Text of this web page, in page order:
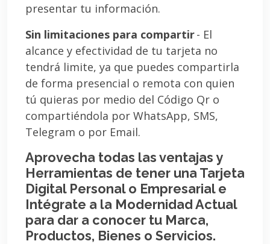
presentar tu información.
Sin limitaciones para compartir- El
alcance y efectividad de tu tarjeta no
tendrá limite, ya que puedes compartirla
de forma presencial o remota con quien
tú quieras por medio del Código Qr o
compartiéndola por WhatsApp, SMS,
Telegram o por Email.
Aprovecha todas las ventajas y
Herramientas de tener una Tarjeta
Digital Personal o Empresarial e
Intégrate a la Modernidad Actual
para dar a conocer tu Marca,
Productos, Bienes o Servicios.